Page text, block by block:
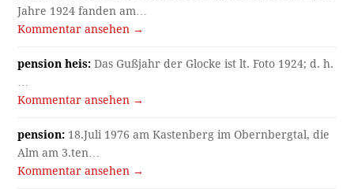
Jahre 1924 fanden am…
Kommentar ansehen →
pension heis: Das Gußjahr der Glocke ist lt. Foto 1924; d. h.
Kommentar ansehen →
pension: 18.Juli 1976 am Kastenberg im Obernbergtal, die
Alm am 3.ten…
Kommentar ansehen →